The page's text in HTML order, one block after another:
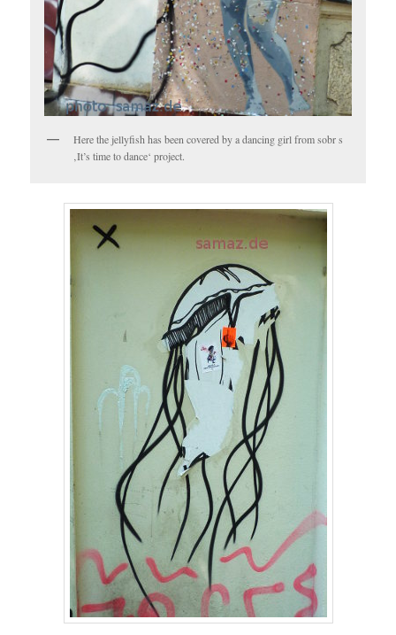
Here the jellyfish has been covered by a dancing girl from sobr s
‚It’s time to dance‘ project.